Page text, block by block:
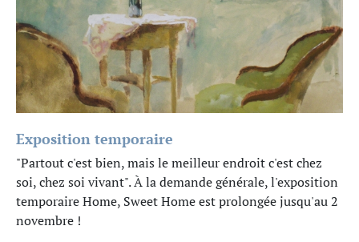
Exposition temporaire
"Partout c'est bien, mais le meilleur endroit c'est chez
soi, chez soi vivant". À la demande générale, l'exposition
temporaire Home, Sweet Home est prolongée jusqu'au 2
novembre !